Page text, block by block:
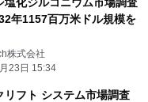
年1157百万米ドル規模を
株式会社
23日 15:34
リフト システム市場調査